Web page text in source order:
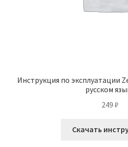
Инструкция по эксплуатации
русском
249 ₽
Скачать